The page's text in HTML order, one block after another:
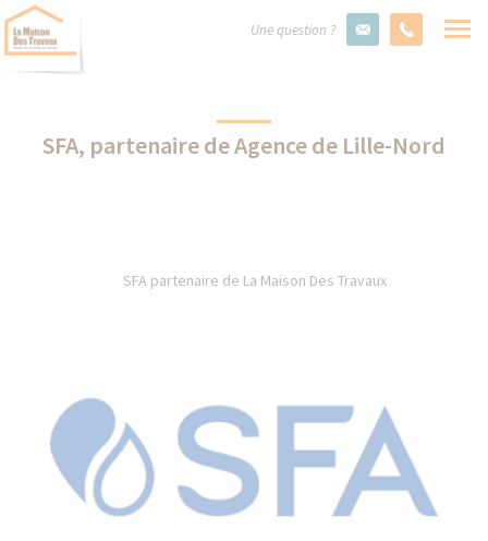
Une question ?
SFA, partenaire de Agence de Lille-Nord
SFA partenaire de La Maison Des Travaux